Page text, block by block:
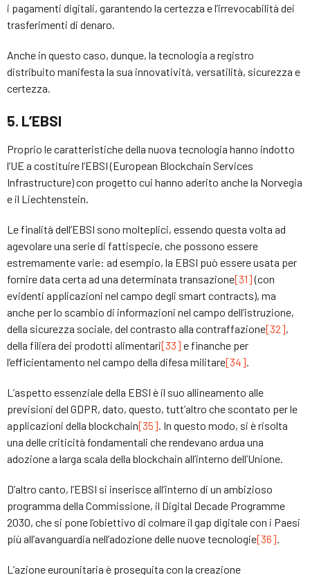
i pagamenti digitali, garantendo la certezza e l’irrevocabilità dei
trasferimenti di denaro.
Anche in questo caso, dunque, la tecnologia a registro
distribuito manifesta la sua innovatività, versatilità, sicurezza e
certezza.
5. L’EBSI
Proprio le caratteristiche della nuova tecnologia hanno indotto
l’UE a costituire l’EBSI (European Blockchain Services
Infrastructure) con progetto cui hanno aderito anche la Norvegia
e il Liechtenstein.
Le finalità dell’EBSI sono molteplici, essendo questa volta ad
agevolare una serie di fattispecie, che possono essere
estremamente varie: ad esempio, la EBSI può essere usata per
fornire data certa ad una determinata transazione[31](con
evidenti applicazioni nel campo degli smart contracts), ma
anche per lo scambio di informazioni nel campo dell’istruzione,
della sicurezza sociale, del contrasto alla contraffazione[32],
della filiera dei prodotti alimentari[33] e finanche per
l’efficientamento nel campo della difesa militare[34].
L’aspetto essenziale della EBSI è il suo allineamento alle
previsioni del GDPR, dato, questo, tutt’altro che scontato per le
applicazioni della blockchain[35]. In questo modo, si è risolta
una delle criticità fondamentali che rendevano ardua una
adozione a larga scala della blockchain all’interno dell’Unione.
D’altro canto, l’EBSI si inserisce all’interno di un ambizioso
programma della Commissione, il Digital Decade Programme
2030, che si pone l’obiettivo di colmare il gap digitale con i Paesi
più all’avanguardia nell’adozione delle nuove tecnologie[36].
L’azione eurounitaria è proseguita con la creazione